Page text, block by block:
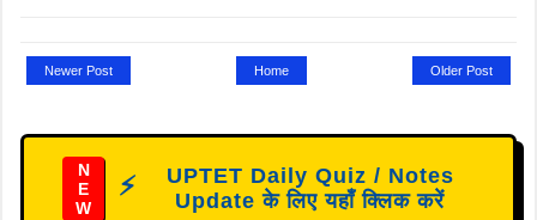
Newer Post Older Post
Home
N
E
W
⚡
UPTET Daily Quiz / Notes
Update के लिए यहाँ क्लिक करें